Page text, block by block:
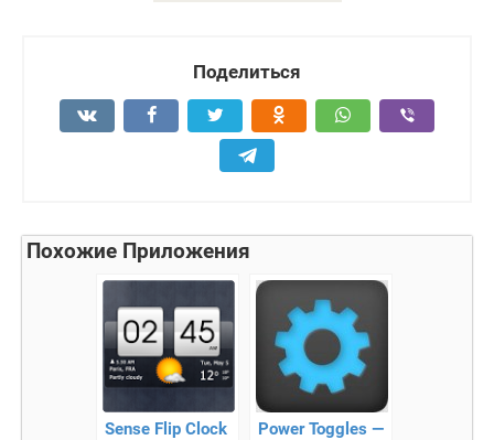
Поделиться
Похожие Приложения
Sense Flip Clock
Power Toggles —